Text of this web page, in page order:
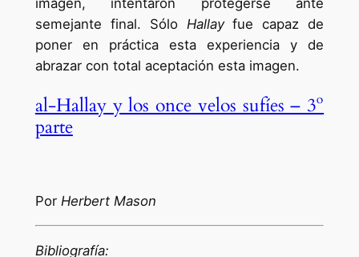
imagen, intentaron protegerse ante
semejante final. Sólo Hallayfue capaz de
poner en práctica esta experiencia y de
abrazar con total aceptación esta imagen.
al-Hallay y los once velos sufíes – 3º
parte
Por Herbert Mason
Bibliografía: